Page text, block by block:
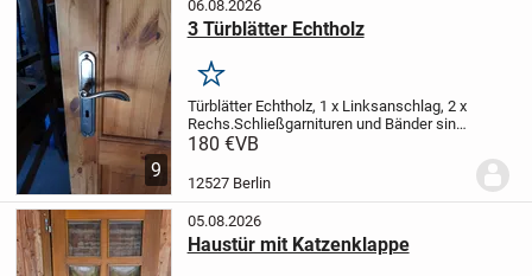
9
06.08.2026
3 Türblätter Echtholz
Merken
Türblätter Echtholz, 1 x Linksanschlag, 2 x
Rechs.Schließgarnituren und Bänder sind
aus Messing.
180 €VB
12527 Berlin
05.08.2026
Haustür mit Katzenklappe